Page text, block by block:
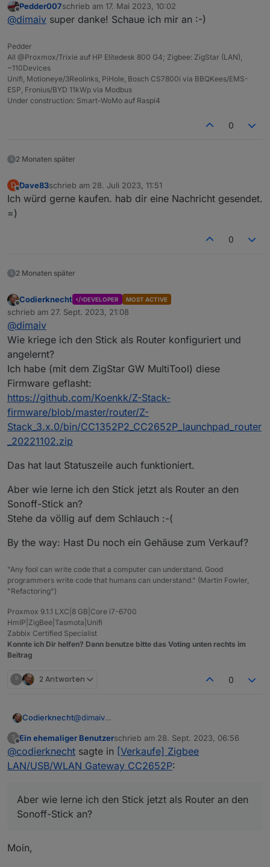
Die Funktion ist schon sogar eingebaut und unter
"Menu-Hilfe" auf der Weboberfläche vom Stick
Es gibt ab sofort Diskussion-Thread:
FAQ. Zigbee Gateway
Offline
Pedder007schrieb am 17. Mai 2023, 10:02
zuletzt editiert von
@dimaiv super danke! Schaue ich mir an :-)
Pedder
All @Proxmox/Trixie auf HP Elitedesk 800 G4; Zigbee: ZigStar (LAN),
~110Devices
Unifi, Motioneye/3Reolinks, PiHole, Bosch CS7800i via BBQKees/EMS-
ESP, Fronius/BYD 11kWp via Modbus
Under construction: Smart-WoMo auf Raspi4
0
2 Monaten später
D
Offline
Dave83schrieb am 28. Juli 2023, 11:51
zuletzt editiert von
Ich würd gerne kaufen. hab dir eine Nachricht gesendet.
=)
0
2 Monaten später
Offline
Codierknecht DEVELOPER MOST ACTIVE
schrieb am 27. Sept. 2023, 21:08
zuletzt editiert von
@dimaiv
Wie kriege ich den Stick als Router konfiguriert und
angelernt?
Ich habe (mit dem ZigStar GW MultiTool) diese
Firmware geflasht:
https://github.com/Koenkk/Z-Stack-
firmware/blob/master/router/Z-
Stack_3.x.0/bin/CC1352P2_CC2652P_launchpad_router
_20221102.zip
Das hat laut Statuszeile auch funktioniert.
Aber wie lerne ich den Stick jetzt als Router an den
Sonoff-Stick an?
Stehe da völlig auf dem Schlauch :-(
By the way: Hast Du noch ein Gehäuse zum Verkauf?
"Any fool can write code that a computer can understand. Good
programmers write code that humans can understand." (Martin Fowler,
"Refactoring")
Proxmox 9.1.1 LXC|8 GB|Core i7-6700
HmIP|ZigBee|Tasmota|Unifi
Zabbix Certified Specialist
Konnte ich Dir helfen? Dann benutze bitte das Voting unten rechts im
Beitrag
? 2 Antworten 0
Codierknecht@dimaiv
und angelernt?
Ich habe (mit dem ZigStar GW MultiTool) diese
Firmware geflasht:
https://github.com/Koenkk/Z-Stack-
Stack_3.x.0/bin/CC1352P2_CC2652P_launchpad_
router_20221102.zip
Das hat laut Statuszeile auch funktioniert.
Aber wie lerne ich den Stick jetzt als Router an
Verkauf?
?
Offline
Ein ehemaliger Benutzerschrieb am 28. Sept. 2023, 06:56
zuletzt editiert von
@codierknecht sagte in [Verkaufe] Zigbee
LAN/USB/WLAN Gateway CC2652P:
Aber wie lerne ich den Stick jetzt als Router an den
Sonoff-Stick an?
Moin,